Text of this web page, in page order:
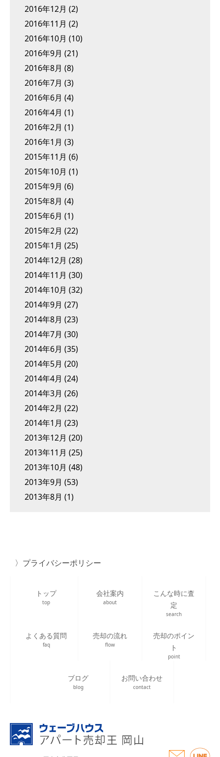
2016年12月 (2)
2016年11月 (2)
2016年10月 (10)
2016年9月 (21)
2016年8月 (8)
2016年7月 (3)
2016年6月 (4)
2016年4月 (1)
2016年2月 (1)
2016年1月 (3)
2015年11月 (6)
2015年10月 (1)
2015年9月 (6)
2015年8月 (4)
2015年6月 (1)
2015年2月 (22)
2015年1月 (25)
2014年12月 (28)
2014年11月 (30)
2014年10月 (32)
2014年9月 (27)
2014年8月 (23)
2014年7月 (30)
2014年6月 (35)
2014年5月 (20)
2014年4月 (24)
2014年3月 (26)
2014年2月 (22)
2014年1月 (23)
2013年12月 (20)
2013年11月 (25)
2013年10月 (48)
2013年9月 (53)
2013年8月 (1)
プライバシーポリシー
トップ
top
会社案内
about
こんな時に査
定
search
よくある質問
faq
売却の流れ
flow
売却のポイン
ト
point
ブログ
blog
お問い合わせ
contact